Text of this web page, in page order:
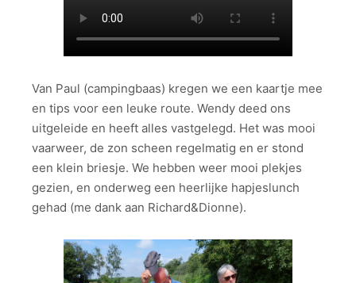
Van Paul (campingbaas) kregen we een kaartje mee
en tips voor een leuke route. Wendy deed ons
uitgeleide en heeft alles vastgelegd. Het was mooi
vaarweer, de zon scheen regelmatig en er stond
een klein briesje. We hebben weer mooi plekjes
gezien, en onderweg een heerlijke hapjeslunch
gehad (me dank aan Richard&Dionne).